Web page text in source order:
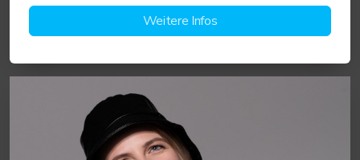
Weitere Infos